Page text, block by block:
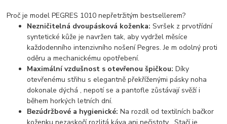
Proč je model PEGRES 1010 nepřetržitým bestsellerem?
Nezničitelná dvoupásková koženka: Svršek z prvotřídní
syntetické kůže je navržen tak, aby vydržel měsíce
každodenního intenzivního nošení Pegres. Je m odolný proti
oděru a mechanickému opotřebení.
Maximální vzdušnost s otevřenou špičkou: Díky
otevřenému střihu s elegantně překříženými pásky noha
dokonale dýchá, nepotí se a pantofle zůstávají svěží i
během horkých letních dní.
Bezúdržbové a hygienické: Na rozdíl od textilních bačkor